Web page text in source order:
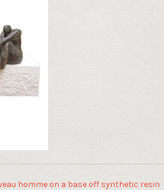
homme on a base off synthetic resin